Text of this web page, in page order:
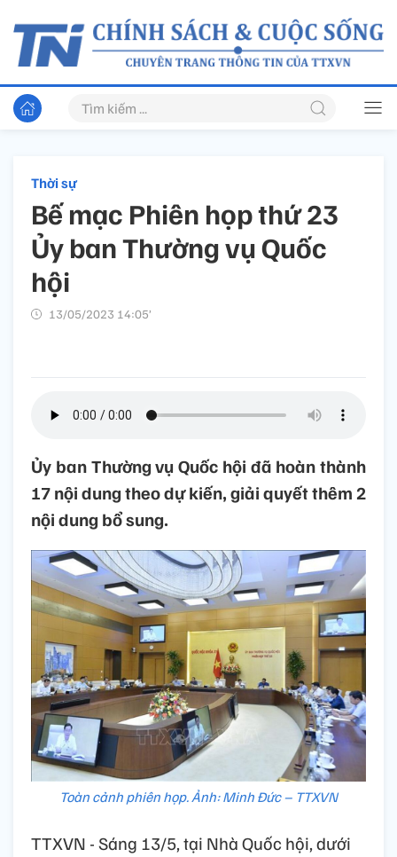
Thời sự
Bế mạc Phiên họp thứ 23
Ủy ban Thường vụ Quốc
hội
13/05/2023 14:05’
Ủy ban Thường vụ Quốc hội đã hoàn thành
17 nội dung theo dự kiến, giải quyết thêm 2
nội dung bổ sung.
Toàn cảnh phiên họp. Ảnh: Minh Đức – TTXVN
TTXVN - Sáng 13/5, tại Nhà Quốc hội, dưới